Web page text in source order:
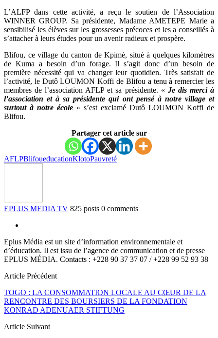
L’ALFP dans cette activité, a reçu le soutien de l’Association
WINNER GROUP. Sa présidente, Madame AMETEPE Marie a
sensibilisé les élèves sur les grossesses précoces et les a conseillés à
s’attacher à leurs études pour un avenir radieux et prospère.
Blifou, ce village du canton de Kpimé, situé à quelques kilomètres
de Kuma a besoin d’un forage. Il s’agit donc d’un besoin de
première nécessité qui va changer leur quotidien. Très satisfait de
l’activité, le Dutô LOUMON Koffi de Blifou a tenu à remercier les
membres de l’association AFLP et sa présidente. « Je dis merci à
l’association et à sa présidente qui ont pensé à notre village et
surtout à notre école » s’est exclamé Dutô LOUMON Koffi de
Blifou.
Partager cet article sur
AFLPBlifoueducationKlotoPauvreté
EPLUS MEDIA TV 825 posts 0 comments
Eplus Média est un site d’information environnementale et
d’éducation. Il est issu de l’agence de communication et de presse
EPLUS MÉDIA. Contacts : +228 90 37 37 07 / +228 99 52 93 38
Article Précédent
TOGO : LA CONSOMMATION LOCALE AU CŒUR DE LA
RENCONTRE DES BOURSIERS DE LA FONDATION
KONRAD ADENUAER STIFTUNG
Article Suivant